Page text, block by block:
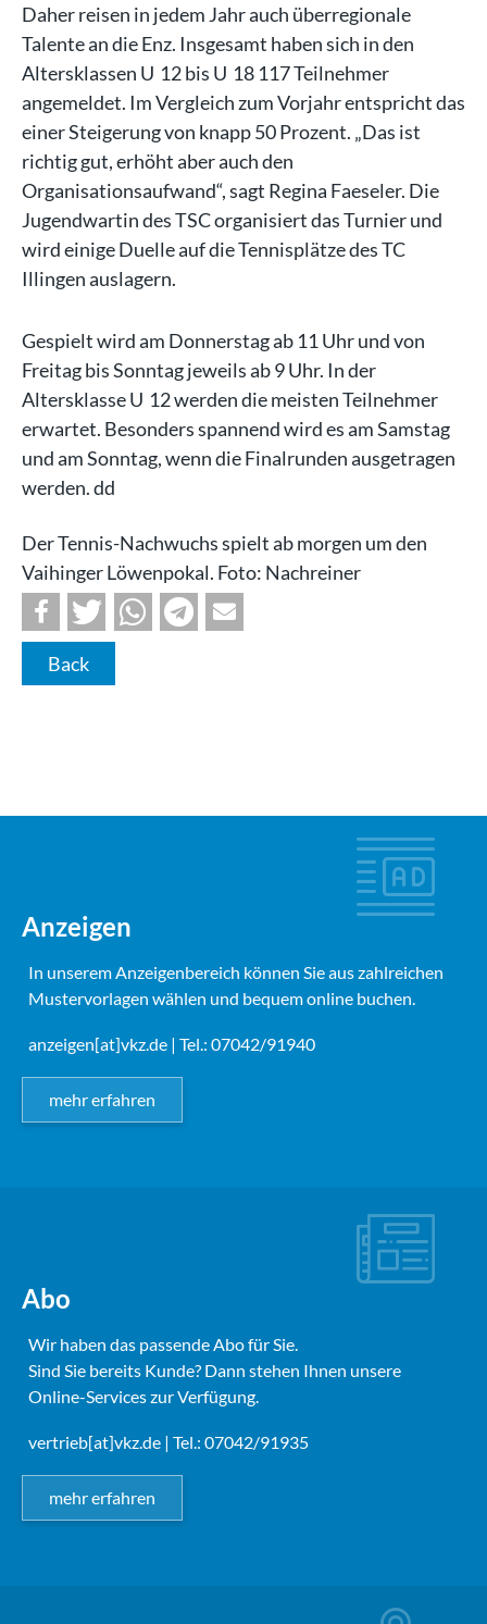
Daher reisen in jedem Jahr auch überregionale
Talente an die Enz. Insgesamt haben sich in den
Altersklassen U 12 bis U 18 117 Teilnehmer
angemeldet. Im Vergleich zum Vorjahr entspricht das
einer Steigerung von knapp 50 Prozent. „Das ist
richtig gut, erhöht aber auch den
Organisationsaufwand“, sagt Regina Faeseler. Die
Jugendwartin des TSC organisiert das Turnier und
wird einige Duelle auf die Tennisplätze des TC
Illingen auslagern.
Gespielt wird am Donnerstag ab 11 Uhr und von
Freitag bis Sonntag jeweils ab 9 Uhr. In der
Altersklasse U 12 werden die meisten Teilnehmer
erwartet. Besonders spannend wird es am Samstag
und am Sonntag, wenn die Finalrunden ausgetragen
werden. dd
Der Tennis-Nachwuchs spielt ab morgen um den
Vaihinger Löwenpokal. Foto: Nachreiner
Back
Anzeigen
In unserem Anzeigenbereich können Sie aus zahlreichen
Mustervorlagen wählen und bequem online buchen.
anzeigen[at]vkz.de | Tel.: 07042/91940
mehr erfahren
Abo
Wir haben das passende Abo für Sie.
Sind Sie bereits Kunde? Dann stehen Ihnen unsere
Online-Services zur Verfügung.
vertrieb[at]vkz.de | Tel.: 07042/91935
mehr erfahren